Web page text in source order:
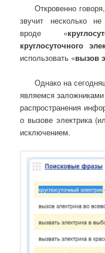
Откровенно
звучит несколько
вроде «
круглосуточного
использовать «вызов
Однако на
являемся
распространения
о вызове электрика
исключением.